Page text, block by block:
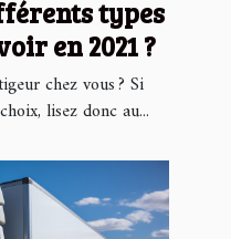
types
en 2021 ?
chez vous ? Si
lisez donc au...